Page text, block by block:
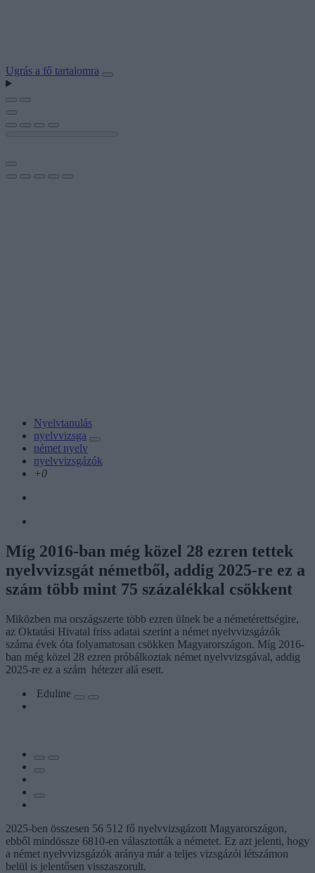
Ugrás a fő tartalomra
Nyelvtanulás
nyelvvizsga
német nyelv
nyelvvizsgázók
+0
Míg 2016-ban még közel 28 ezren tettek
nyelvvizsgát németből, addig 2025-re ez a
szám több mint 75 százalékkal csökkent
Miközben ma országszerte több ezren ülnek be a németérettségire,
az Oktatási Hivatal friss adatai szerint a német nyelvvizsgázók
száma évek óta folyamatosan csökken Magyarországon. Míg 2016-
ban még közel 28 ezren próbálkoztak német nyelvvizsgával, addig
2025-re ez a szám hétezer alá esett.
Eduline
2025-ben összesen 56 512 fő nyelvvizsgázott Magyarországon,
ebből mindössze 6810-en választották a németet. Ez azt jelenti, hogy
a német nyelvvizsgázók aránya már a teljes vizsgázói létszámon
belül is jelentősen visszaszorult.